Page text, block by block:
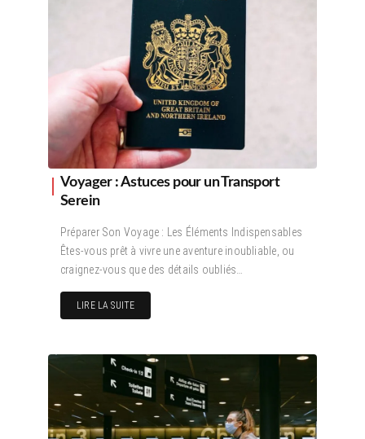
Voyager : Astuces pour un Transport
Serein
Préparer Son Voyage : Les Éléments Indispensables
Êtes-vous prêt à vivre une aventure inoubliable, ou
craignez-vous que des détails oubliés…
LIRE LA SUITE